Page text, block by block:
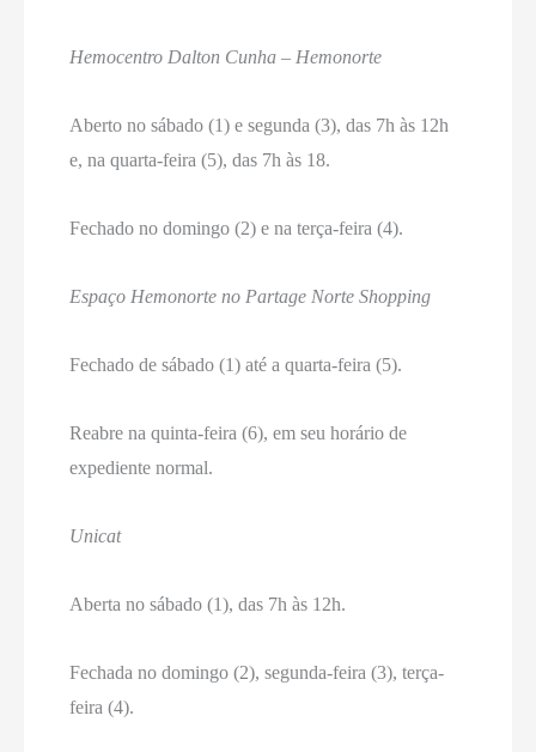
Hemocentro Dalton Cunha – Hemonorte
Aberto no sábado (1) e segunda (3), das 7h às 12h
e, na quarta-feira (5), das 7h às 18.
Fechado no domingo (2) e na terça-feira (4).
Espaço Hemonorte no Partage Norte Shopping
Fechado de sábado (1) até a quarta-feira (5).
Reabre na quinta-feira (6), em seu horário de
expediente normal.
Unicat
Aberta no sábado (1), das 7h às 12h.
Fechada no domingo (2), segunda-feira (3), terça-
feira (4).